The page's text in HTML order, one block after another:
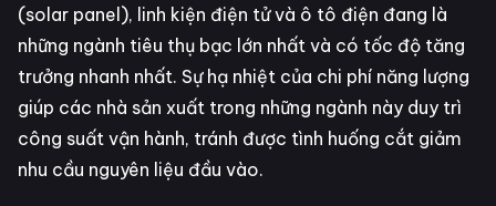
(solar panel), linh kiện điện tử và ô tô điện đang là
những ngành tiêu thụ bạc lớn nhất và có tốc độ tăng
trưởng nhanh nhất. Sự hạ nhiệt của chi phí năng lượng
giúp các nhà sản xuất trong những ngành này duy trì
công suất vận hành, tránh được tình huống cắt giảm
nhu cầu nguyên liệu đầu vào.